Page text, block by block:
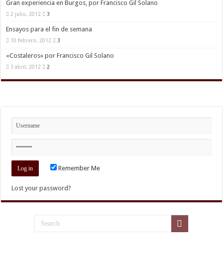
Gran experiencia en Burgos, por Francisco Gil Solano
2 julio, 2012 3
Ensayos para el fin de semana
10 febrero, 2012 3
«Costaleros» por Francisco Gil Solano
3 abril, 2012 2
Remember Me
Lost your password?